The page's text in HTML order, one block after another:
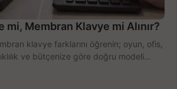
mi, Membran Klavye mi Alınır?
klavye farklarını öğrenin; oyun, ofis,
ve bütçenize göre doğru modeli